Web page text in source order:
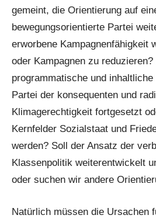
gemeint, die Orientierung auf
bewegungsorientierte Partei
erworbene Kampagnenfähigkeit
oder Kampagnen zu reduzieren?
programmatische und
Partei der konsequenten und
Klimagerechtigkeit fortgesetzt
Kernfelder Sozialstaat und
werden? Soll der Ansatz der
Klassenpolitik weiterentwickelt
oder suchen wir andere
Natürlich müssen die Ursachen